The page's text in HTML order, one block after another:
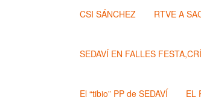
CSI SÁNCHEZ RTVE A
SEDAVÍ EN FALLES
El “tibio” PP de SEDAVÍ EL